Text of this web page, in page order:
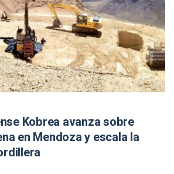
Kobrea avanza sobre
en Mendoza y escala la